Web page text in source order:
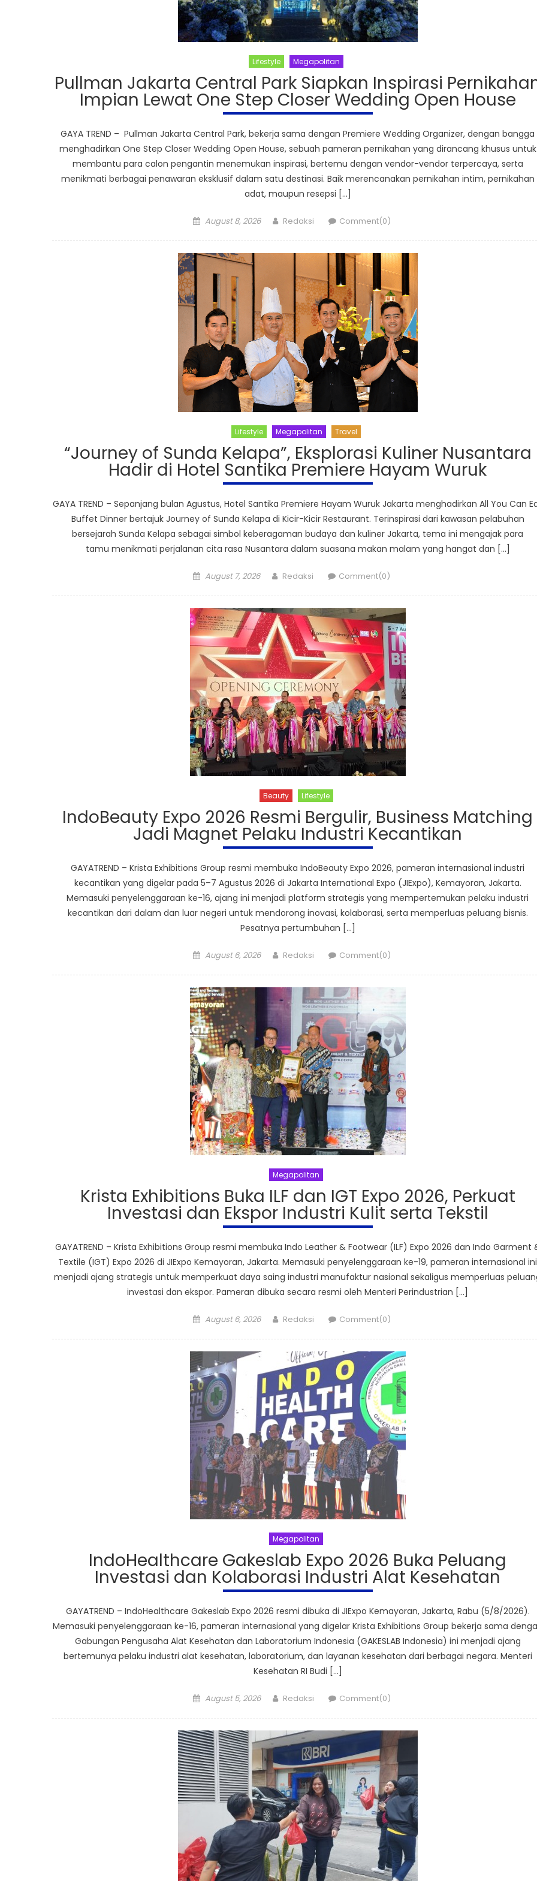
Lifestyle Megapolitan
Pullman Jakarta Central Park Siapkan Inspirasi
Impian Lewat One Step Closer Wedding Open House
GAYA TREND – Pullman Jakarta Central Park, bekerja sama dengan Premiere Wedding Organizer, dengan bangga
menghadirkan One Step Closer Wedding Open House, sebuah pameran pernikahan yang dirancang khusus untuk
membantu para calon pengantin menemukan inspirasi, bertemu dengan vendor-vendor terpercaya, serta
menikmati berbagai penawaran eksklusif dalam satu destinasi. Baik merencanakan pernikahan intim, pernikahan
adat, maupun resepsi […]
Posted
August 8, 2026 Author
Redaksi Comment(0)
Lifestyle Megapolitan Travel
“Journey of Sunda Kelapa”, Eksplorasi Kuliner Nusantara
Hadir di Hotel Santika Premiere Hayam Wuruk
GAYA TREND – Sepanjang bulan Agustus, Hotel Santika Premiere Hayam Wuruk Jakarta menghadirkan All You Can
Buffet Dinner bertajuk Journey of Sunda Kelapa di Kicir-Kicir Restaurant. Terinspirasi dari kawasan pelabuhan
bersejarah Sunda Kelapa sebagai simbol keberagaman budaya dan kuliner Jakarta, tema ini mengajak para
tamu menikmati perjalanan cita rasa Nusantara dalam suasana makan malam yang hangat dan […]
Posted
August 7, 2026 Author
Redaksi Comment(0)
Beauty Lifestyle
IndoBeauty Expo 2026 Resmi Bergulir, Business Matching
Jadi Magnet Pelaku Industri Kecantikan
GAYATREND – Krista Exhibitions Group resmi membuka IndoBeauty Expo 2026, pameran internasional industri
kecantikan yang digelar pada 5–7 Agustus 2026 di Jakarta International Expo (JIExpo), Kemayoran, Jakarta.
Memasuki penyelenggaraan ke-16, ajang ini menjadi platform strategis yang mempertemukan pelaku industri
kecantikan dari dalam dan luar negeri untuk mendorong inovasi, kolaborasi, serta memperluas peluang bisnis.
Pesatnya pertumbuhan […]
Posted
August 6, 2026 Author
Redaksi Comment(0)
Megapolitan
Krista Exhibitions Buka ILF dan IGT Expo 2026, Perkuat
Investasi dan Ekspor Industri Kulit serta Tekstil
GAYATREND – Krista Exhibitions Group resmi membuka Indo Leather & Footwear (ILF) Expo 2026 dan Indo Garment
Textile (IGT) Expo 2026 di JIExpo Kemayoran, Jakarta. Memasuki penyelenggaraan ke-19, pameran internasional ini
menjadi ajang strategis untuk memperkuat daya saing industri manufaktur nasional sekaligus memperluas
investasi dan ekspor. Pameran dibuka secara resmi oleh Menteri Perindustrian […]
Posted
August 6, 2026 Author
Redaksi Comment(0)
Megapolitan
IndoHealthcare Gakeslab Expo 2026 Buka Peluang
Investasi dan Kolaborasi Industri Alat Kesehatan
GAYATREND – IndoHealthcare Gakeslab Expo 2026 resmi dibuka di JIExpo Kemayoran, Jakarta, Rabu (5/8/2026).
Memasuki penyelenggaraan ke-16, pameran internasional yang digelar Krista Exhibitions Group bekerja sama
Gabungan Pengusaha Alat Kesehatan dan Laboratorium Indonesia (GAKESLAB Indonesia) ini menjadi ajang
bertemunya pelaku industri alat kesehatan, laboratorium, dan layanan kesehatan dari berbagai negara. Menteri
Kesehatan RI Budi […]
Posted
August 5, 2026 Author
Redaksi Comment(0)